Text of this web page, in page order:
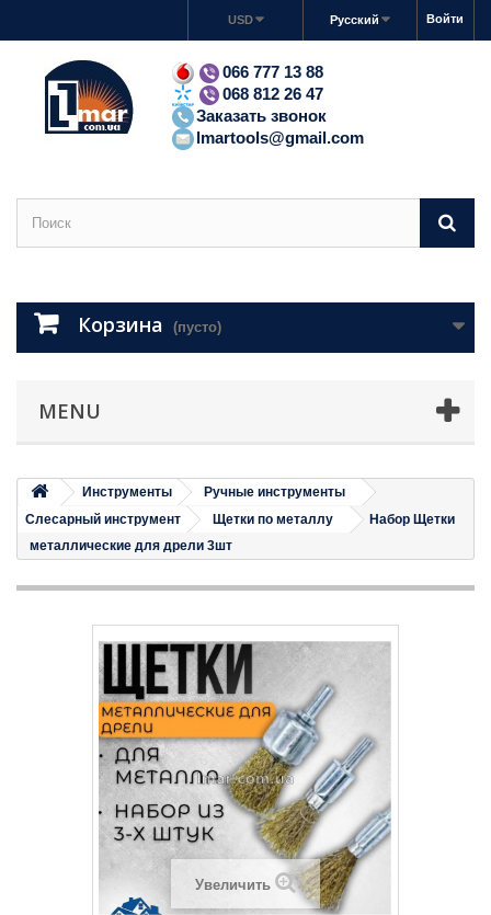
Войти
Русский
USD
066 777 13 88
068 812 26 47
Заказать звонок
lmartools@gmail.com
Корзина (пусто)
MENU
Инструменты
Ручные инструменты
Слесарный инструмент
Щетки по металлу
Набор Щетки
металлические для дрели 3шт
Увеличить